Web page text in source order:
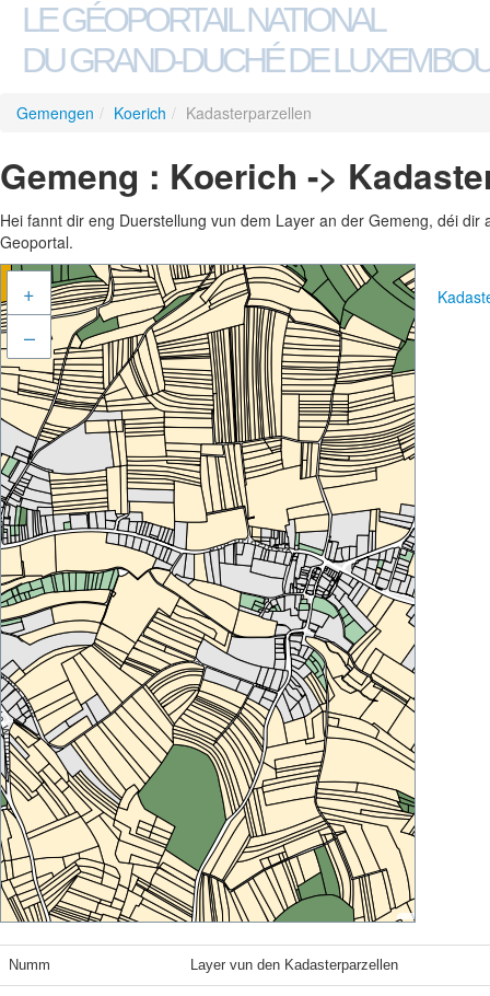
LE GÉOPORTAIL NATIONAL
DU GRAND-DUCHÉ DE
Gemengen / Koerich / Kadasterparzellen
Gemeng : Koerich ->
Hei fannt dir eng Duerstellung vun dem Layer an der Gemeng, déi
Geoportal.
+
–
Numm Layer vun den Kadasterparzellen